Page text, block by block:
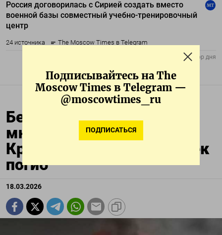
Подписывайтесь на The
Moscow Times в Telegram —
@moscowtimes_ru
ПОДПИСАТЬСЯ
Беспилотник ударил по
многоэтажному дому в
Краснодаре. Один человек
погиб
18.03.2026